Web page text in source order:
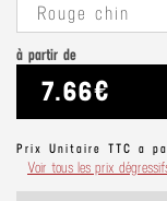
Rouge chin
à partir de
7.66€
Prix Unitaire TTC a
Voir tous les prix